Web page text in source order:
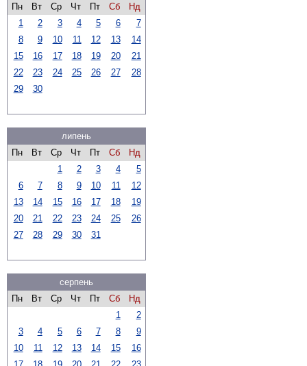
Пн
Вт Ср Чт Пт Сб
Нд
1
2 3 4 5 6
7
8
9 10 11 12 13
14
15
16 17 18 19 20
21
22
23 24 25 26 27
28
29
30
липень
Пн
Вт Ср Чт Пт Сб
Нд
1
2 3 4
5
6
7 8 9 10 11
12
13
14 15 16 17 18
19
20
21 22 23 24 25
26
27
28 29 30 31
серпень
Пн
Вт Ср Чт Пт Сб
Нд
1
2
3
4 5 6 7 8
9
10
11 12 13 14 15
16